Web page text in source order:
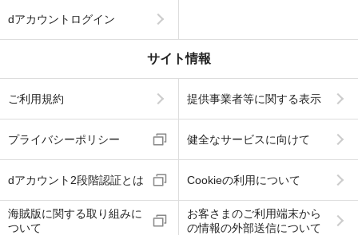
dアカウントログイン
サイト情報
ご利用規約 提供事業者等に関する表示
プライバシーポリシー 健全なサービスに向けて
dアカウント2段階認証とは Cookieの利用について
海賊版に関する取り組みに
ついて
お客さまのご利用端末から
の情報の外部送信について